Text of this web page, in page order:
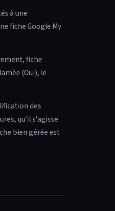
à une
fiche Google My
fiche
(Oui), le
des
qu'il s'agisse
bien gérée est